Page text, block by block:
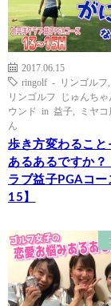
2017.06.15
ringolf - リンゴルフ
リンゴルフ じゅんちゃ
ウンド in 益子
ミヤ
ん
歩き方変わること
あるあるですか？
ラブ益子PGAコ
15】